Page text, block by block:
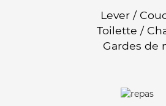
Lever /
Toilette /
Gardes de